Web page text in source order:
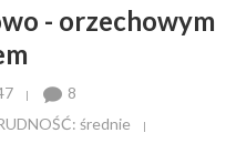
- orzechowym
8
średnie